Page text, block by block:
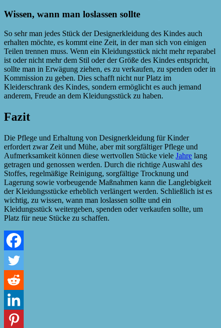
Wissen, wann man loslassen sollte
So sehr man jedes Stück der Designerkleidung des Kindes auch
erhalten möchte, es kommt eine Zeit, in der man sich von einigen
Teilen trennen muss. Wenn ein Kleidungsstück nicht mehr reparabel
ist oder nicht mehr dem Stil oder der Größe des Kindes entspricht,
sollte man in Erwägung ziehen, es zu verkaufen, zu spenden oder in
Kommission zu geben. Dies schafft nicht nur Platz im
Kleiderschrank des Kindes, sondern ermöglicht es auch jemand
anderem, Freude an dem Kleidungsstück zu haben.
Fazit
Die Pflege und Erhaltung von Designerkleidung für Kinder
erfordert zwar Zeit und Mühe, aber mit sorgfältiger Pflege und
Aufmerksamkeit können diese wertvollen Stücke viele Jahre lang
getragen und genossen werden. Durch die richtige Auswahl des
Stoffes, regelmäßige Reinigung, sorgfältige Trocknung und
Lagerung sowie vorbeugende Maßnahmen kann die Langlebigkeit
der Kleidungsstücke erheblich verlängert werden. Schließlich ist es
wichtig, zu wissen, wann man loslassen sollte und ein
Kleidungsstück weitergeben, spenden oder verkaufen sollte, um
Platz für neue Stücke zu schaffen.